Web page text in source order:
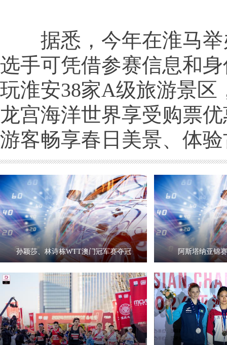
据悉，今年在淮马举
选手可凭借参赛信息和
玩淮安38家A级旅游景区
龙宫海洋世界享受购票
游客畅享春日美景、体
孙颖莎、林诗栋WTT澳门冠军赛夺冠 阿斯塔纳亚锦